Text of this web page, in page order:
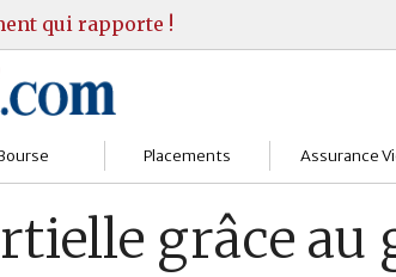
qui rapporte !
Actions
Placements
Fonds d’investissments
Assurance
Choisir
grâce au